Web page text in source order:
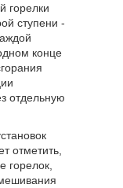
горелки
ступени -
конце
отдельную
отметить,
горелок,